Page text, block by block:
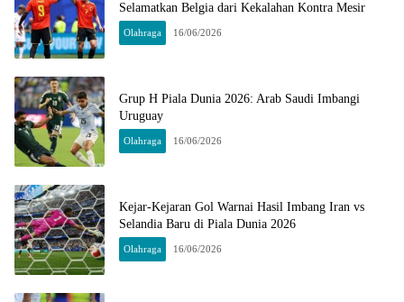
Selamatkan Belgia dari Kekalahan Kontra Mesir
Olahraga 16/06/2026
Grup H Piala Dunia 2026: Arab Saudi Imbangi
Uruguay
Olahraga 16/06/2026
Kejar-Kejaran Gol Warnai Hasil Imbang Iran vs
Selandia Baru di Piala Dunia 2026
Olahraga 16/06/2026